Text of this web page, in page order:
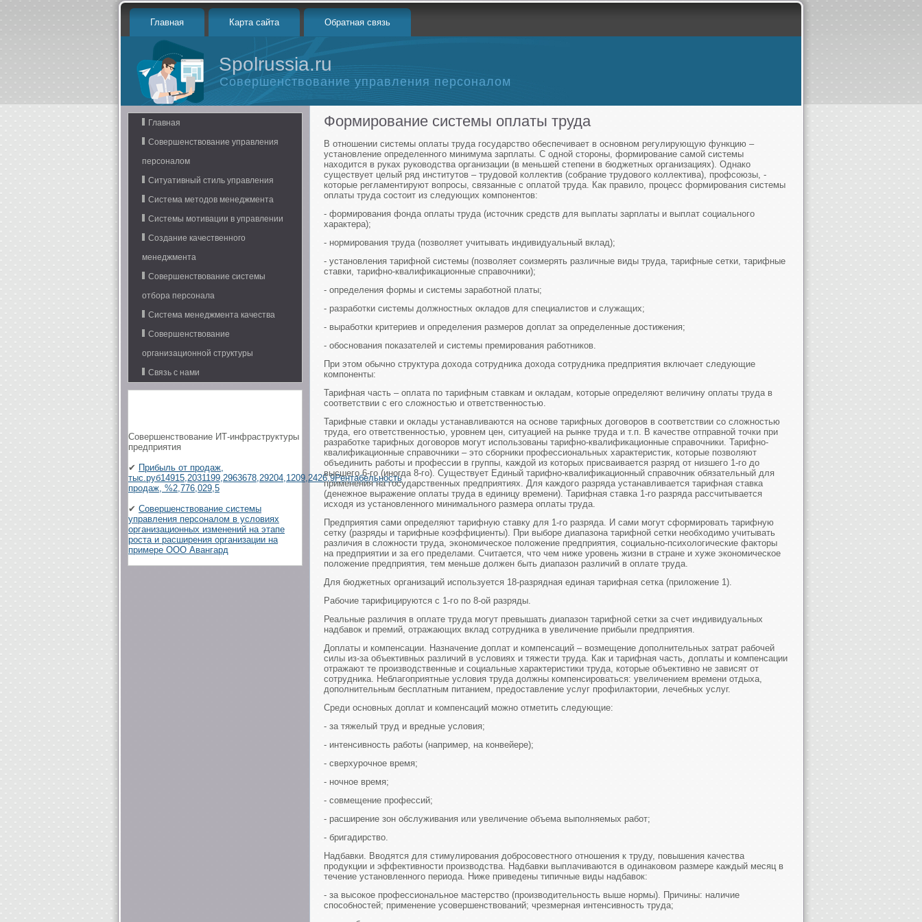
Главная Карта сайта Обратная связь
Spolrussia.ru
Совершенствование управления персоналом
Главная
Совершенствование управления
персоналом
Ситуативный стиль управления
Система методов менеджмента
Системы мотивации в управлении
Создание качественного
менеджмента
Совершенствование системы
отбора персонала
Система менеджмента качества
Совершенствование
организационной структуры
Связь с нами
Совершенствование ИТ-инфраструктуры
предприятия
✔ Прибыль от продаж,
тыс.руб14915,2031199,2963678,29204,1209,2426,9Рентабельность
продаж, %2,776,029,5
✔ Совершенствование системы
управления персоналом в условиях
организационных изменений на этапе
роста и расширения организации на
примере ООО Авангард
Формирование системы оплаты труда
В отношении системы оплаты труда государство обеспечивает в основном регулирующую функцию –
установление определенного минимума зарплаты. С одной стороны, формирование самой системы
находится в руках руководства организации (в меньшей степени в бюджетных организациях). Однако
существует целый ряд институтов – трудовой коллектив (собрание трудового коллектива), профсоюзы, -
которые регламентируют вопросы, связанные с оплатой труда. Как правило, процесс формирования системы
оплаты труда состоит из следующих компонентов:
- формирования фонда оплаты труда (источник средств для выплаты зарплаты и выплат социального
характера);
- нормирования труда (позволяет учитывать индивидуальный вклад);
- установления тарифной системы (позволяет соизмерять различные виды труда, тарифные сетки, тарифные
ставки, тарифно-квалификационные справочники);
- определения формы и системы заработной платы;
- разработки системы должностных окладов для специалистов и служащих;
- выработки критериев и определения размеров доплат за определенные достижения;
- обоснования показателей и системы премирования работников.
При этом обычно структура дохода сотрудника дохода сотрудника предприятия включает следующие
компоненты:
Тарифная часть – оплата по тарифным ставкам и окладам, которые определяют величину оплаты труда в
соответствии с его сложностью и ответственностью.
Тарифные ставки и оклады устанавливаются на основе тарифных договоров в соответствии со сложностью
труда, его ответственностью, уровнем цен, ситуацией на рынке труда и т.п. В качестве отправной точки при
разработке тарифных договоров могут использованы тарифно-квалификационные справочники. Тарифно-
квалификационные справочники – это сборники профессиональных характеристик, которые позволяют
объединить работы и профессии в группы, каждой из которых присваивается разряд от низшего 1-го до
высшего 6-го (иногда 8-го). Существует Единый тарифно-квалификационный справочник обязательный для
применения на государственных предприятиях. Для каждого разряда устанавливается тарифная ставка
(денежное выражение оплаты труда в единицу времени). Тарифная ставка 1-го разряда рассчитывается
исходя из установленного минимального размера оплаты труда.
Предприятия сами определяют тарифную ставку для 1-го разряда. И сами могут сформировать тарифную
сетку (разряды и тарифные коэффициенты). При выборе диапазона тарифной сетки необходимо учитывать
различия в сложности труда, экономическое положение предприятия, социально-психологические факторы
на предприятии и за его пределами. Считается, что чем ниже уровень жизни в стране и хуже экономическое
положение предприятия, тем меньше должен быть диапазон различий в оплате труда.
Для бюджетных организаций используется 18-разрядная единая тарифная сетка (приложение 1).
Рабочие тарифицируются с 1-го по 8-ой разряды.
Реальные различия в оплате труда могут превышать диапазон тарифной сетки за счет индивидуальных
надбавок и премий, отражающих вклад сотрудника в увеличение прибыли предприятия.
Доплаты и компенсации. Назначение доплат и компенсаций – возмещение дополнительных затрат рабочей
силы из-за объективных различий в условиях и тяжести труда. Как и тарифная часть, доплаты и компенсации
отражают те производственные и социальные характеристики труда, которые объективно не зависят от
сотрудника. Неблагоприятные условия труда должны компенсироваться: увеличением времени отдыха,
дополнительным бесплатным питанием, предоставление услуг профилактории, лечебных услуг.
Среди основных доплат и компенсаций можно отметить следующие:
- за тяжелый труд и вредные условия;
- интенсивность работы (например, на конвейере);
- сверхурочное время;
- ночное время;
- совмещение профессий;
- расширение зон обслуживания или увеличение объема выполняемых работ;
- бригадирство.
Надбавки. Вводятся для стимулирования добросовестного отношения к труду, повышения качества
продукции и эффективности производства. Надбавки выплачиваются в одинаковом размере каждый месяц в
течение установленного периода. Ниже приведены типичные виды надбавок:
- за высокое профессиональное мастерство (производительность выше нормы). Причины: наличие
способностей; применение усовершенствований; чрезмерная интенсивность труда;